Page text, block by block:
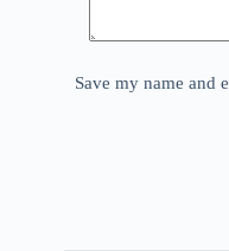
Save my name and